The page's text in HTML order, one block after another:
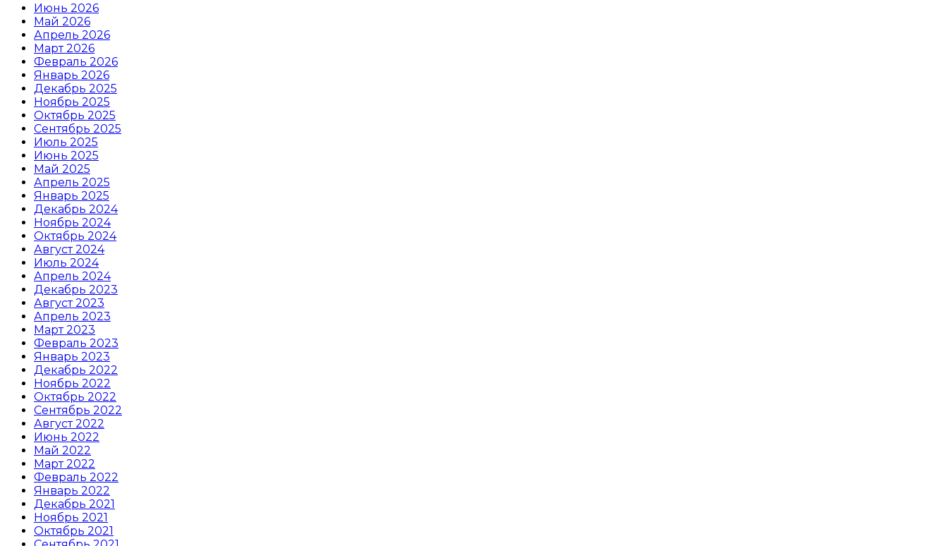
Июнь 2026
Май 2026
Апрель 2026
Март 2026
Февраль 2026
Январь 2026
Декабрь 2025
Ноябрь 2025
Октябрь 2025
Сентябрь 2025
Июль 2025
Июнь 2025
Май 2025
Апрель 2025
Январь 2025
Декабрь 2024
Ноябрь 2024
Октябрь 2024
Август 2024
Июль 2024
Апрель 2024
Декабрь 2023
Август 2023
Апрель 2023
Март 2023
Февраль 2023
Январь 2023
Декабрь 2022
Ноябрь 2022
Октябрь 2022
Сентябрь 2022
Август 2022
Июнь 2022
Май 2022
Март 2022
Февраль 2022
Январь 2022
Декабрь 2021
Ноябрь 2021
Октябрь 2021